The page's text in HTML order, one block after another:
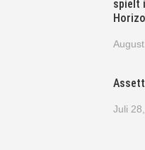
spielt
Juli